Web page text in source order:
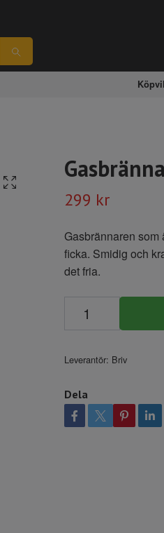
299 kr
Gasbrännaren som
ficka. Smidig och
det fria.
Leverantör: Briv
Dela